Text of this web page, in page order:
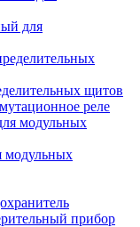
для
щитов
реле
модульных
прибор